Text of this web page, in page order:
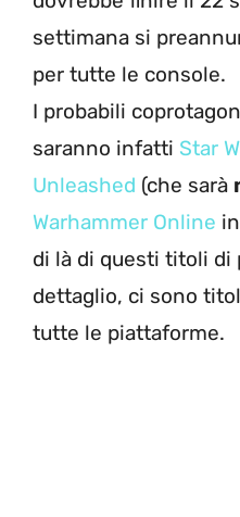
settimana si
per tutte le console.
I probabili
saranno infatti Star
Unleashed (che sarà
Warhammer Online
di là di questi titoli di
dettaglio, ci sono
tutte le piattaforme.